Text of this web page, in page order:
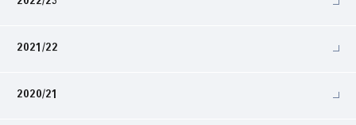
2021/22
2020/21